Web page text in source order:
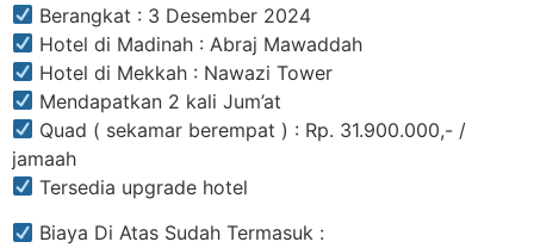
Berangkat : 3 Desember 2024
Hotel di Madinah : Abraj Mawaddah
Hotel di Mekkah : Nawazi Tower
Mendapatkan 2 kali Jum’at
Quad ( sekamar berempat ) : Rp. 31.900.000,- /
jamaah
Tersedia upgrade hotel
Biaya Di Atas Sudah Termasuk :